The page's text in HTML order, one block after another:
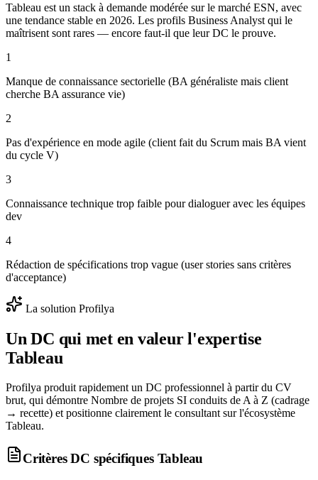
Tableau est un stack à demande modérée sur le marché ESN, avec
une tendance stable en 2026. Les profils Business Analyst qui le
maîtrisent sont rares — encore faut-il que leur DC le prouve.
1
Manque de connaissance sectorielle (BA généraliste mais client
cherche BA assurance vie)
2
Pas d'expérience en mode agile (client fait du Scrum mais BA vient
du cycle V)
3
Connaissance technique trop faible pour dialoguer avec les équipes
dev
4
Rédaction de spécifications trop vague (user stories sans critères
d'acceptance)
La solution Profilya
Un DC qui met en valeur l'expertise
Tableau
Profilya produit rapidement un DC professionnel à partir du CV
brut, qui démontre Nombre de projets SI conduits de A à Z (cadrage
→ recette) et positionne clairement le consultant sur l'écosystème
Tableau.
Critères DC spécifiques Tableau